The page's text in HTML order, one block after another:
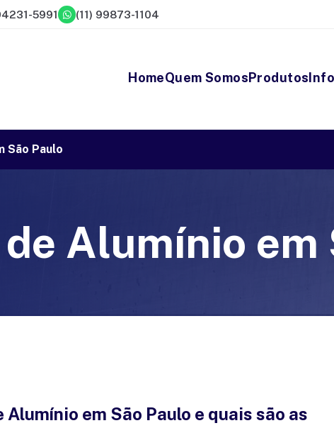
5991 (11) 99873-1104
HomeQuem SomosProdutos
São Paulo
Alumínio em
Alumínio em São Paulo e quais são as